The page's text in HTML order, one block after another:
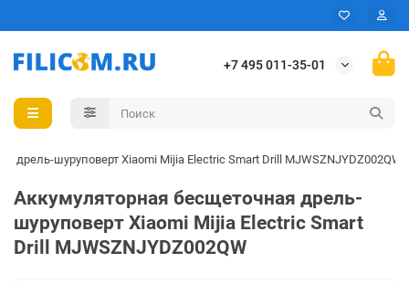
+7 495 011-35-01
дрель-шуруповерт Xiaomi Mijia Electric Smart Drill MJWSZNJYDZ002QW
Аккумуляторная бесщеточная дрель-
шуруповерт Xiaomi Mijia Electric Smart
Drill MJWSZNJYDZ002QW